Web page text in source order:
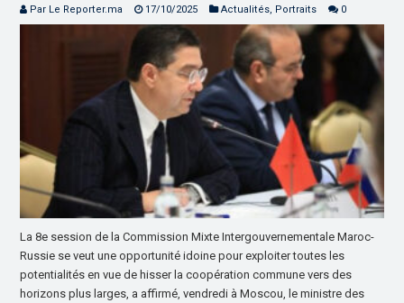
Par Le Reporter.ma 17/10/2025 Actualités, Portraits 0
La 8e session de la Commission Mixte Intergouvernementale Maroc-
Russie se veut une opportunité idoine pour exploiter toutes les
potentialités en vue de hisser la coopération commune vers des
horizons plus larges, a affirmé, vendredi à Moscou, le ministre des